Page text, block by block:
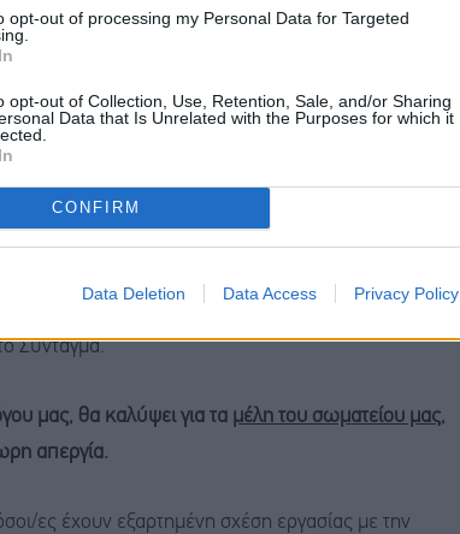
opt-out of processing my Personal Data for Targeted
opt-out of Collection, Use, Retention, Sale, and/or Sharing
Data that Is Unrelated with the Purposes for which it
CONFIRM
Data Deletion Data Access Privacy Policy
flex).
καταστημάτων – με βάση τα όρια που η ίδια η
υστέρων νέα κριτήρια
δεν τα διεκδικήσουμε συλλογικά και
και την συνοχή. Την Τρίτη 14 Οκτωβρίου,
τηλεργαζόμαστε, κατεβαίνουμε στην
Σύνταγμα.
μας, θα καλύψει για τα μέλη του σωματείου μας,
απεργία.
ες έχουν εξαρτημένη σχέση εργασίας με την